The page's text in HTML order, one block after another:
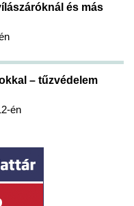
és más
– tűzvédelem
én